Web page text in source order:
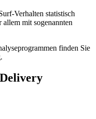
Verhalten statistisch
allem mit sogenannten
finden Sie